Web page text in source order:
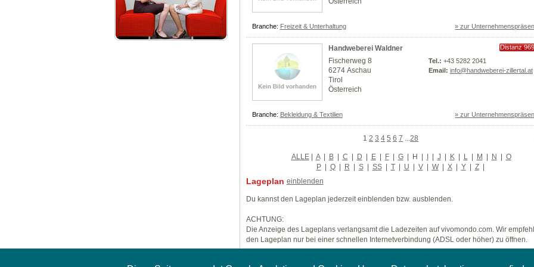
Branche: Freizeit & Unterhaltung » zur
Handweberei Waldner
Distanz
Fischerweg 8
6274 Aschau
Tirol
Österreich
Tel.: +43 5282 2041
Email: info@handweberei-zillertal.at
Branche: Bekleidung & Textilien » zur
1 2 3 4 5 6 7 28
ALLE| A | B | C | D | E | F | G | H | I | J | K | L | M | N | O
P | Q | R | S | SS | T | U | V | W | X | Y | Z |
Lageplan einblenden
Du kannst den Lageplan jederzeit einblenden bzw. ausblenden.
ACHTUNG:
Die Anzeige des Lageplans verlangsamt die Ladezeiten auf vivomondo.com. Wir
den Lageplan nur bei einer schnellen Internetverbindung (ADSL oder höher) zu öffnen.